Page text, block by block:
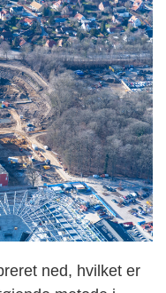
ned, hvilket er